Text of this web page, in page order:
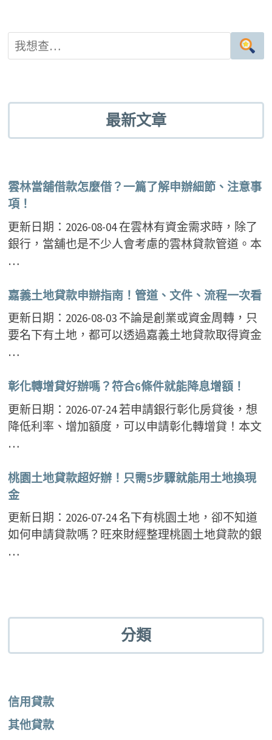
最新文章
雲林當舖借款怎麼借？一篇了解申辦細節、注意事
項！
更新日期：2026-08-04 在雲林有資金需求時，除了
銀行，當舖也是不少人會考慮的雲林貸款管道。本
…
嘉義土地貸款申辦指南！管道、文件、流程一次看
更新日期：2026-08-03 不論是創業或資金周轉，只
要名下有土地，都可以透過嘉義土地貸款取得資金
…
彰化轉增貸好辦嗎？符合6條件就能降息增額！
更新日期：2026-07-24 若申請銀行彰化房貸後，想
降低利率、增加額度，可以申請彰化轉增貸！本文
…
桃園土地貸款超好辦！只需5步驟就能用土地換現
金
更新日期：2026-07-24 名下有桃園土地，卻不知道
如何申請貸款嗎？旺來財經整理桃園土地貸款的銀
…
分類
信用貸款
其他貸款